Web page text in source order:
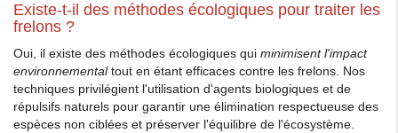
Existe-t-il des méthodes écologiques pour traiter les
frelons ?
Oui, il existe des méthodes écologiques qui minimisent l'impact
environnementaltout en étant efficaces contre les frelons. Nos
techniques privilégient l'utilisation d'agents biologiques et de
répulsifs naturels pour garantir une élimination respectueuse des
espèces non ciblées et préserver l'équilibre de l'écosystème.